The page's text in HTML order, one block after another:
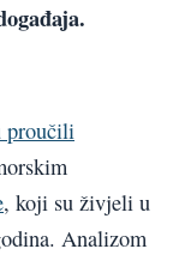
proučili
, koji su živjeli u
Analizom